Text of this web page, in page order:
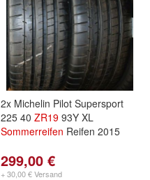
2x Michelin Pilot Supersport
225 40 ZR19 93Y XL
Sommerreifen Reifen 2015
299,00 €
+ 30,00 € Versand